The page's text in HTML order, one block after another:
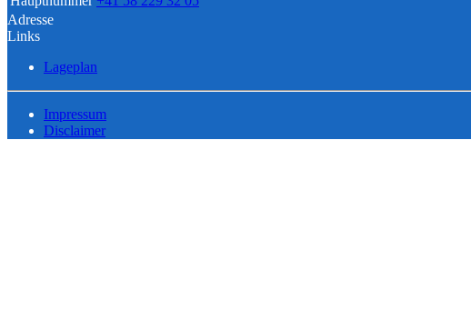
Adresse
Links
Lageplan
Impressum
Disclaimer